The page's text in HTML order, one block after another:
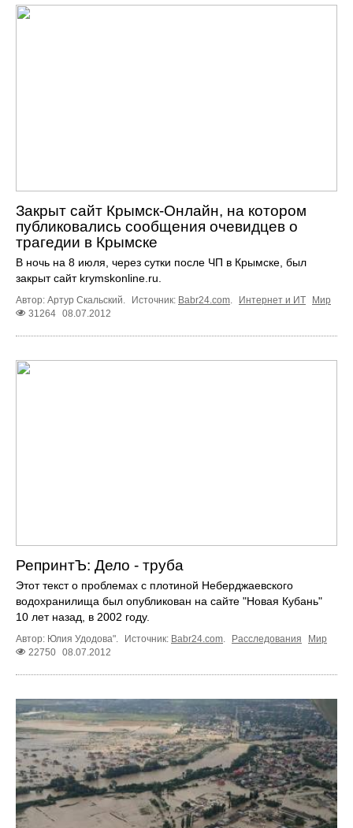
Закрыт сайт Крымск-Онлайн, на котором
публиковались сообщения очевидцев о
трагедии в Крымске
В ночь на 8 июля, через сутки после ЧП в Крымске, был
закрыт сайт krymskonline.ru.
Автор: Артур Скальский. Источник: Babr24.com Интернет и ИТ
Мир
31264 08.07.2012
РепринтЪ: Дело - труба
Этот текст о проблемах с плотиной Неберджаевского
водохранилища был опубликован на сайте "Новая Кубань"
10 лет назад, в 2002 году.
Автор: Юлия Удодова". Источник: Babr24.com. Расследования
Мир
22750 08.07.2012